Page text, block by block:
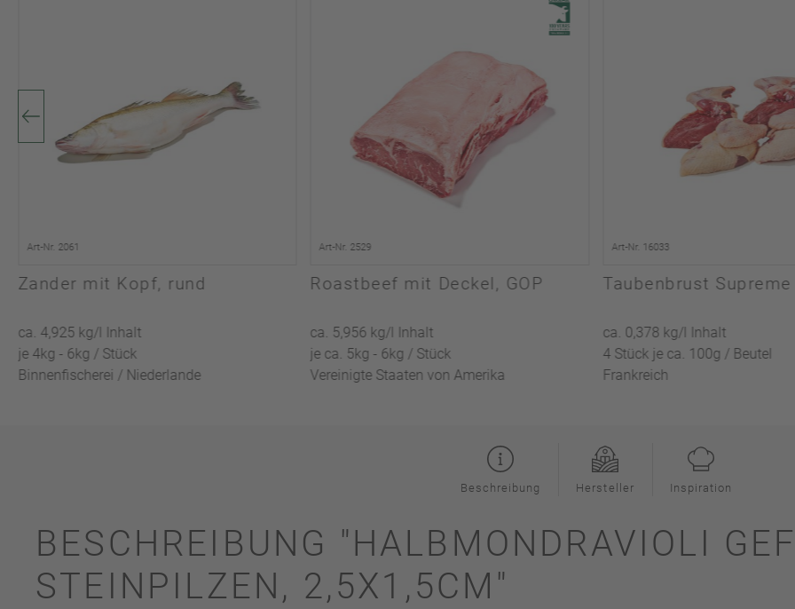
Art-Nr. 2061
Zander mit Kopf, rund
ca. 4,925 kg/l Inhalt
je 4kg - 6kg / Stück
Binnenfischerei / Niederlande
Art-Nr. 2529
Roastbeef mit Deckel, GOP
ca. 5,956 kg/l Inhalt
je ca. 5kg - 6kg / Stück
Vereinigte Staaten von Amerika
Art-Nr. 16033
Taubenbrust Supreme
ca. 0,378 kg/l Inhalt
4 Stück je ca. 100g / Beutel
Frankreich
Beschreibung Hersteller Inspiration
BESCHREIBUNG "HALBMONDRAVIOLI
STEINPILZEN, 2,5X1,5CM"